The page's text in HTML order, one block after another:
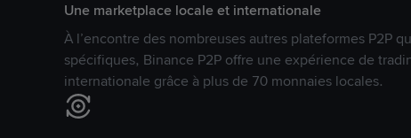
Une marketplace locale et internationale
À l’encontre des nombreuses autres plateformes P2P
spécifiques, Binance P2P offre une expérience de
internationale grâce à plus de 70 monnaies locales.